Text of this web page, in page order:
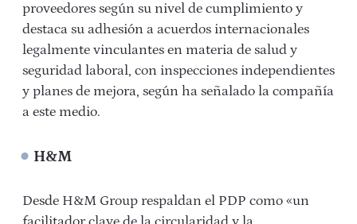
proveedores según su nivel de cumplimiento y
destaca su adhesión a acuerdos internacionales
legalmente vinculantes en materia de salud y
seguridad laboral, con inspecciones independientes
y planes de mejora, según ha señalado la compañía
a este medio.
H&M
Desde H&M Group respaldan el PDP como «un